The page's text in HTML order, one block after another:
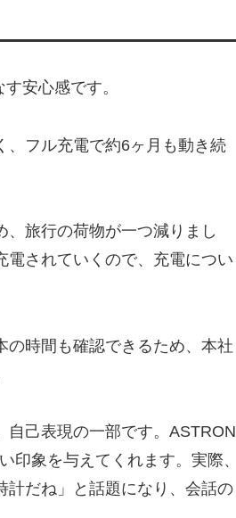
安心感です。
、フル充電で約6ヶ月も動き続
旅行の荷物が一つ減りまし
電されていくので、充電につい
の時間も確認できるため、本社
自己表現の一部です。ASTRON
印象を与えてくれます。実際、
計だね」と話題になり、会話の